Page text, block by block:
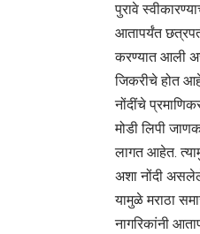
पुरावे
आतापर्यंत
करण्‍यात आली
जिकरीचे होत
नोंदींचे
मोडी लिपी
लागत आहेत.
अशा नोंदी
यामुळे मराठा
नागरिकांनी